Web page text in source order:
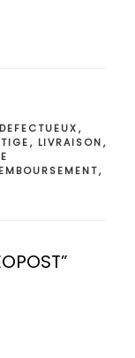
,
, LIVRAISON,
,